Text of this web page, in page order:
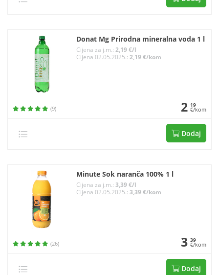
Donat Mg Prirodna mineralna voda 1 l
Cijena za j.m.: 2,19 €/l
Cijena 02.05.2025.: 2,19 €/kom
(9) 2 19
€/kom
Dodaj
Minute Sok naranča 100% 1 l
Cijena za j.m.: 3,39 €/l
Cijena 02.05.2025.: 3,39 €/kom
(26) 3 39
€/kom
Dodaj